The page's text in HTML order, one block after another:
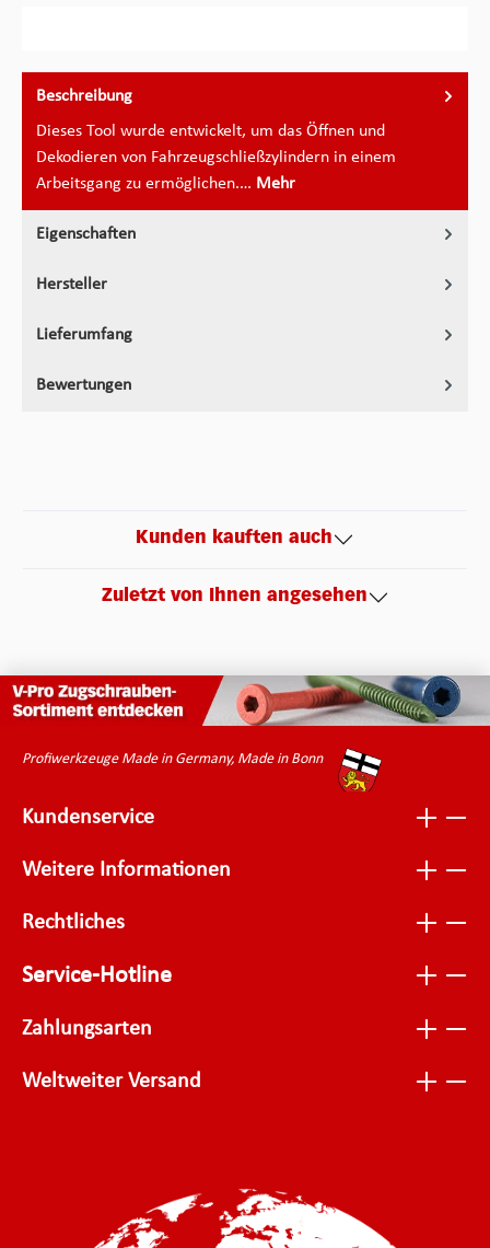
Beschreibung
Dieses Tool wurde entwickelt, um das Öffnen und
Dekodieren von Fahrzeugschließzylindern in einem
Arbeitsgang zu ermöglichen.… Mehr
Eigenschaften
Hersteller
Lieferumfang
Bewertungen
Kunden kauften auch
Zuletzt von Ihnen angesehen
Profiwerkzeuge Made in Germany, Made in Bonn
Kundenservice
Weitere Informationen
Rechtliches
Service-Hotline
Zahlungsarten
Weltweiter Versand